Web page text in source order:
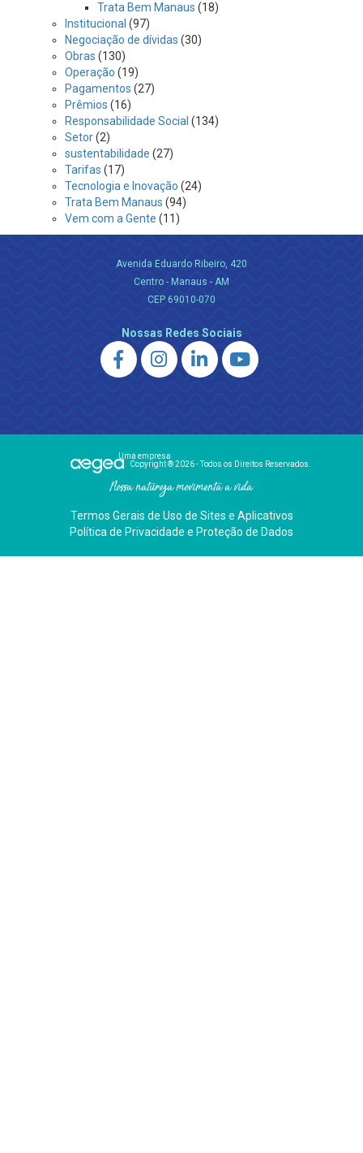
Trata Bem Manaus (18)
Institucional (97)
Negociação de dívidas (30)
Obras (130)
Operação (19)
Pagamentos (27)
Prêmios (16)
Responsabilidade Social (134)
Setor(2)
sustentabilidade (27)
Tarifas (17)
Tecnologia e Inovação (24)
Trata Bem Manaus (94)
Vem com a Gente (11)
Avenida Eduardo Ribeiro, 420
Centro - Manaus - AM
CEP 69010-070
Nossas Redes Sociais
Uma empresa
Copyright ® 2026 - Todos os Direitos Reservados.
Nossa natureza movimenta a vida
Termos Gerais de Uso de Sites e Aplicativos
Política de Privacidade e Proteção de Dados